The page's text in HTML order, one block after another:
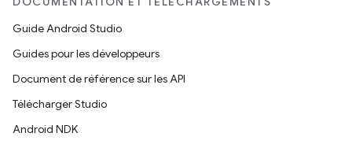
Guide Android Studio
Guides pour les développeurs
Document de référence sur les API
Télécharger Studio
Android NDK